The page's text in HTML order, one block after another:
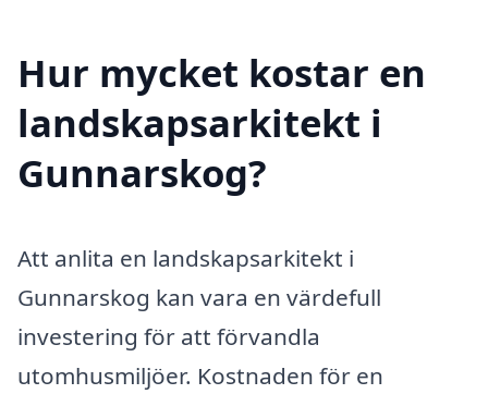
Hur mycket kostar en
landskapsarkitekt i
Gunnarskog?
Att anlita en landskapsarkitekt i
Gunnarskog kan vara en värdefull
investering för att förvandla
utomhusmiljöer. Kostnaden för en